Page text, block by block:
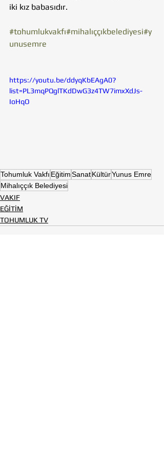
iki kız babasıdır.
#tohumlukvakfı#mihalıççıkbelediyesi#y
unusemre
https://youtu.be/ddyqKbEAgA0?
list=PL3mqPQglTKdDwG3z4TW7imxXdJs-
IoHqO
Tohumluk Vakfı EğitimSanatKültürYunus Emre
Mihalıççık Belediyesi
VAKIF
EĞİTİM
TOHUMLUK TV